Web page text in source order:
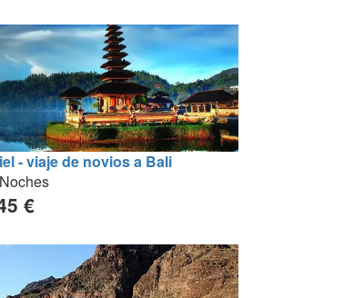
- viaje de novios a Bali
€